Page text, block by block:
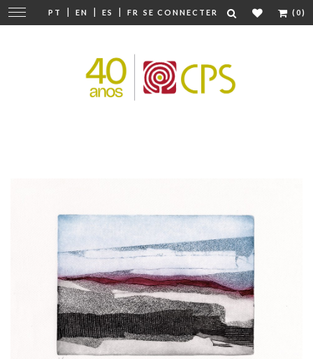
PT | EN | ES | FR SE CONNECTER (0)
Modifier
la